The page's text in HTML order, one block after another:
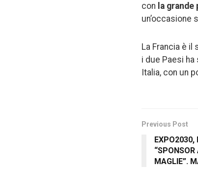
con la
un’occasione
La Francia è il
i due Paesi
Italia, con un
Previous Post
EXPO2030,
MAGLIE”.